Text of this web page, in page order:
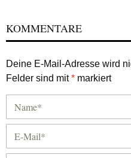
KOMMENTARE
Deine E-Mail-Adresse wird
Felder sind mit* markiert